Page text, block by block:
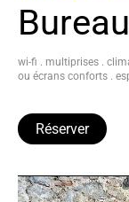
wi-fi . multiprises .
ou écrans conforts .
Réserver